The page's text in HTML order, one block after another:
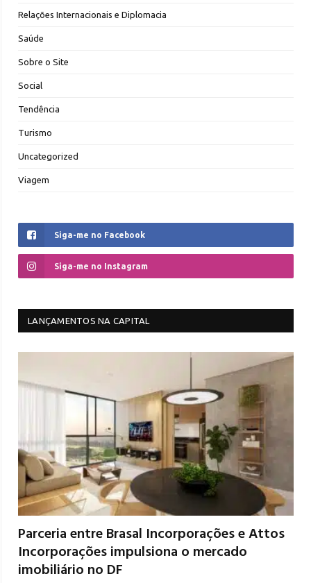
Relações Internacionais e Diplomacia
Saúde
Sobre o Site
Social
Tendência
Turismo
Uncategorized
Viagem
Siga-me no Facebook
Siga-me no Instagram
LANÇAMENTOS NA CAPITAL
Parceria entre Brasal Incorporações e Attos
Incorporações impulsiona o mercado
imobiliário no DF